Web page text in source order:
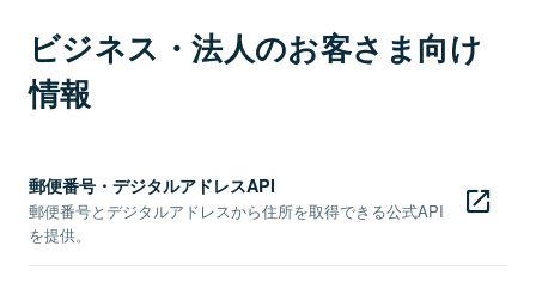
ビジネス・法人のお客さま向け
情報
郵便番号・デジタルアドレスAPI
郵便番号とデジタルアドレスから住所を取得できる公式API
を提供。